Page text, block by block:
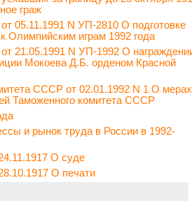
граж
05.11.1991 N УП-2810 О подготовке
Олимпийским играм 1992 года
21.05.1991 N УП-1992 О
Мокоева Д.Б. орденом Красной
СССР от 02.01.1992 N 1 О
Таможенного комитета СССР
и рынок труда в России в 1992-
О суде
О печати